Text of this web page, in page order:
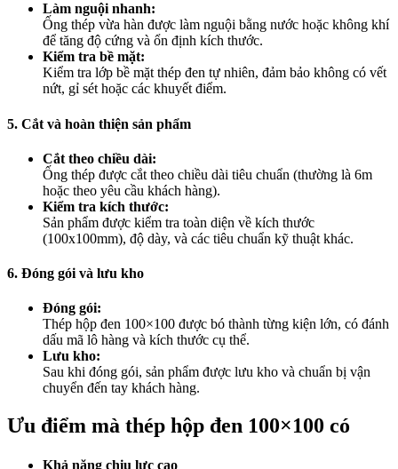
Làm nguội nhanh:
Ống thép vừa hàn được làm nguội bằng nước hoặc không khí
để tăng độ cứng và ổn định kích thước.
Kiểm tra bề mặt:
Kiểm tra lớp bề mặt thép đen tự nhiên, đảm bảo không có vết
nứt, gỉ sét hoặc các khuyết điểm.
5. Cắt và hoàn thiện sản phẩm
Cắt theo chiều dài:
Ống thép được cắt theo chiều dài tiêu chuẩn (thường là 6m
hoặc theo yêu cầu khách hàng).
Kiểm tra kích thước:
Sản phẩm được kiểm tra toàn diện về kích thước
(100x100mm), độ dày, và các tiêu chuẩn kỹ thuật khác.
6. Đóng gói và lưu kho
Đóng gói:
Thép hộp đen 100×100 được bó thành từng kiện lớn, có đánh
dấu mã lô hàng và kích thước cụ thể.
Lưu kho:
Sau khi đóng gói, sản phẩm được lưu kho và chuẩn bị vận
chuyển đến tay khách hàng.
Ưu điểm mà thép hộp đen 100×100 có
Khả năng chịu lực cao